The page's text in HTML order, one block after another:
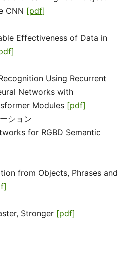
CNN [pdf]
Effectiveness of Data in
Using Recurrent
Networks with
Modules [pdf]
ション
for RGBD Semantic
from Objects, Phrases and
Stronger [pdf]